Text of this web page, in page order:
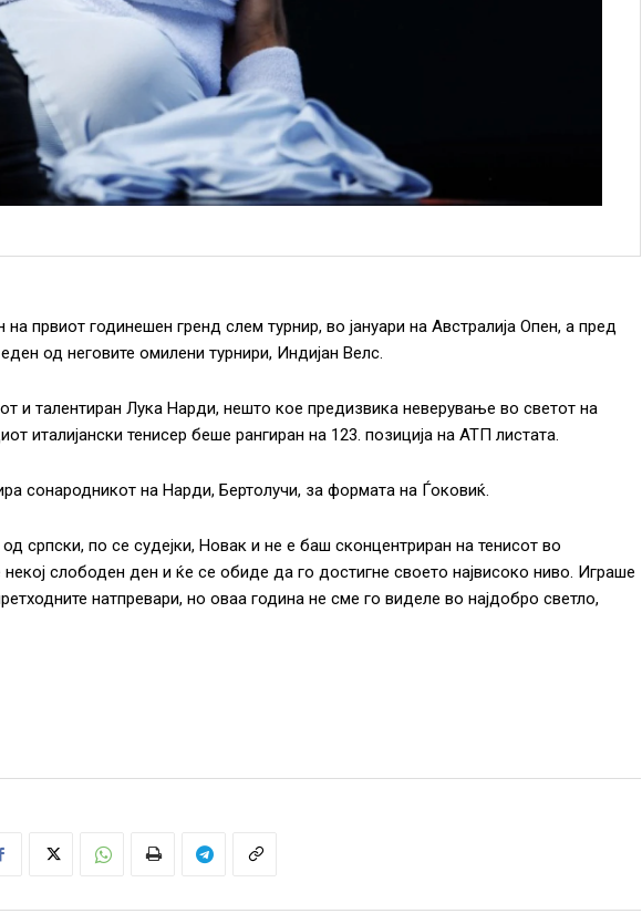
првиот годинешен гренд слем турнир, во јануари на Австралија Опен, а пред
од неговите омилени турнири, Индијан Велс.
и талентиран Лука Нарди, нешто кое предизвика неверување во светот на
италијански тенисер беше рангиран на 123. позиција на АТП листата.
сонародникот на Нарди, Бертолучи, за формата на Ѓоковиќ.
српски, по се судејки, Новак и не е баш сконцентриран на тенисот во
слободен ден и ќе се обиде да го достигне своето највисоко ниво. Играше
натпревари, но оваа година не сме го виделе во најдобро светло,